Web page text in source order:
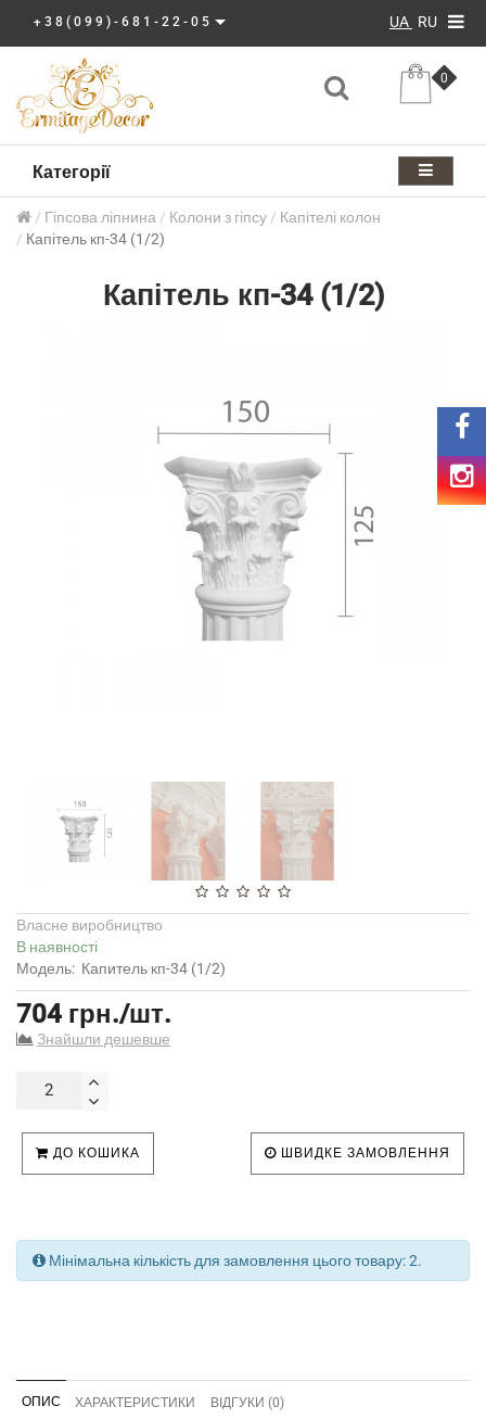
+38(099)-681-22-05 UA RU
0
Категорії
Гіпсова ліпнина Колони з гіпсу
Капітелі колон
Капітель кп-34 (1/2)
Капітель кп-34 (1/2)
Власне виробництво
В наявності
Модель: Капитель кп-34 (1/2)
704 грн./шт.
Знайшли дешевше
ДО КОШИКА ШВИДКЕ ЗАМОВЛЕННЯ
Мінімальна кількість для замовлення цього товару: 2.
ОПИС ХАРАКТЕРИСТИКИ ВІДГУКИ (0)